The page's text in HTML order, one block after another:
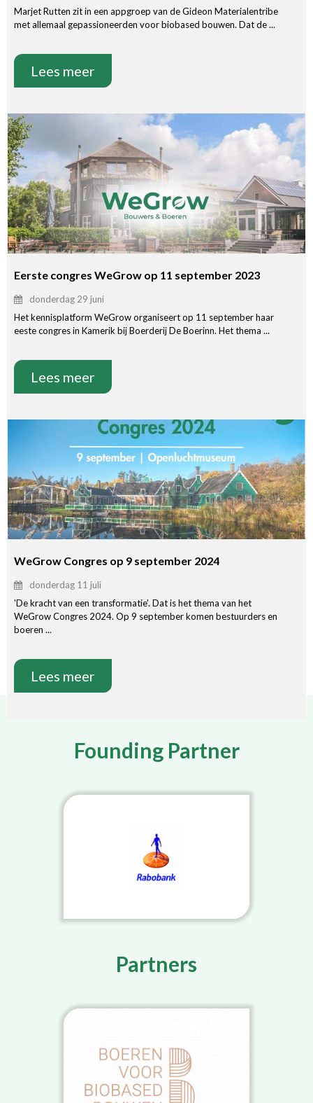
Marjet Rutten zit in een appgroep van de Gideon Materialentribe
met allemaal gepassioneerden voor biobased bouwen. Dat de ...
Lees meer
Eerste congres WeGrow op 11 september 2023
donderdag 29 juni
Het kennisplatform WeGrow organiseert op 11 september haar
eeste congres in Kamerik bij Boerderij De Boerinn. Het thema ...
Lees meer
WeGrow Congres op 9 september 2024
donderdag 11 juli
'De kracht van een transformatie'. Dat is het thema van het
WeGrow Congres 2024. Op 9 september komen bestuurders en
boeren ...
Lees meer
Founding Partner
Partners